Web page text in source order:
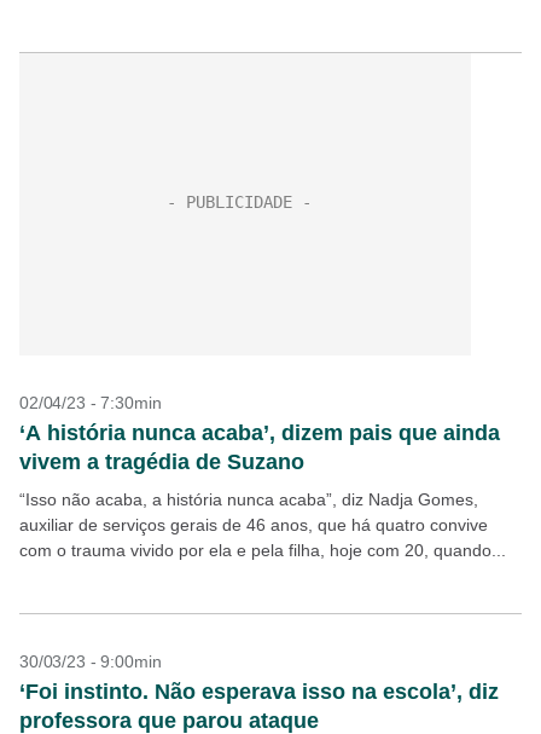
02/04/23 - 7:30min
‘A história nunca acaba’, dizem pais que ainda
vivem a tragédia de Suzano
“Isso não acaba, a história nunca acaba”, diz Nadja Gomes,
auxiliar de serviços gerais de 46 anos, que há quatro convive
com o trauma vivido por ela e pela filha, hoje com 20, quando...
30/03/23 - 9:00min
‘Foi instinto. Não esperava isso na escola’, diz
professora que parou ataque